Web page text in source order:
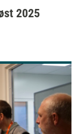
2025